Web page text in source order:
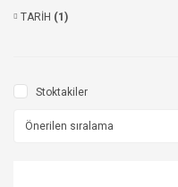
TARİH (1)
Stoktakiler